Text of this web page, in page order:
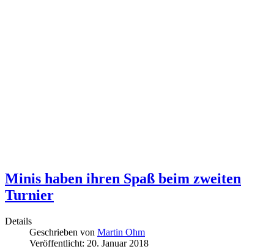
Minis haben ihren Spaß beim zweiten
Turnier
Details
Geschrieben von Martin Ohm
Veröffentlicht: 20. Januar 2018